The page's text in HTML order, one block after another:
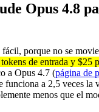
Opus 4.8
porque no se
de entrada y $25
a Opus 4.7 (página de
funciona a 2,5 veces la
menos que el